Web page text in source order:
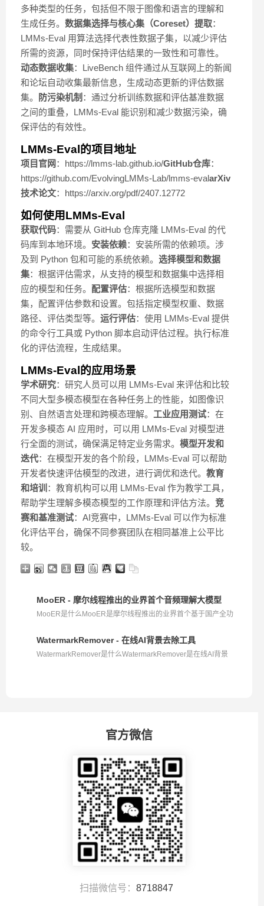
多种类型的任务，包括但不限于图像和语言的理解和
生成任务。 数据集选择与核心集（Coreset）提取：
LMMs-Eval 用算法选择代表性数据子集，以减少评估
所需的资源，同时保持评估结果的一致性和可靠性。
动态数据收集：LiveBench 组件通过从互联网上的新闻
和论坛自动收集最新信息，生成动态更新的评估数据
集。
防污染机制 ：通过分析训练数据和评估基准数据
之间的重叠，LMMs-Eval 能识别和减少数据污染，确
保评估的有效性。
LMMs-Eval的项目地址
项目官网 ：https://lmms-lab.github.io/GitHub仓库：
https://github.com/EvolvingLMMs-Lab/lmms-evalarXiv
技术论文：https://arxiv.org/pdf/2407.12772
如何使用LMMs-Eval
获取代码：需要从 GitHub 仓库克隆 LMMs-Eval 的代
码库到本地环境。 安装依赖：安装所需的依赖项。涉
及到 Python 包和可能的系统依赖。 选择模型和数据
集：根据评估需求，从支持的模型和数据集中选择相
应的模型和任务。 配置评估：根据所选模型和数据
集，配置评估参数和设置。包括指定模型权重、数据
路径、评估类型等。 运行评估：使用 LMMs-Eval 提供
的命令行工具或 Python 脚本启动评估过程。执行标准
化的评估流程，生成结果。
LMMs-Eval的应用场景
学术研究：研究人员可以用 LMMs-Eval 来评估和比较
不同大型多模态模型在各种任务上的性能，如图像识
别、自然语言处理和跨模态理解。 工业应用测试：在
开发多模态 AI 应用时，可以用 LMMs-Eval 对模型进
行全面的测试，确保满足特定业务需求。 模型开发和
迭代：在模型开发的各个阶段，LMMs-Eval 可以帮助
开发者快速评估模型的改进，进行调优和迭代。 教育
和培训 ：教育机构可以用 LMMs-Eval 作为教学工具，
帮助学生理解多模态模型的工作原理和评估方法。 竞
赛和基准测试：AI竞赛中，LMMs-Eval 可以作为标准
化评估平台，确保不同参赛团队在相同基准上公平比
较。
MooER - 摩尔线程推出的业界首个音频理解大模型
MooER是什么MooER是摩尔线程推出的业界首个基于国产全功
WatermarkRemover - 在线AI背景去除工具
WatermarkRemover是什么WatermarkRemover是在线AI背景
官方微信
扫描微信号： 8718847